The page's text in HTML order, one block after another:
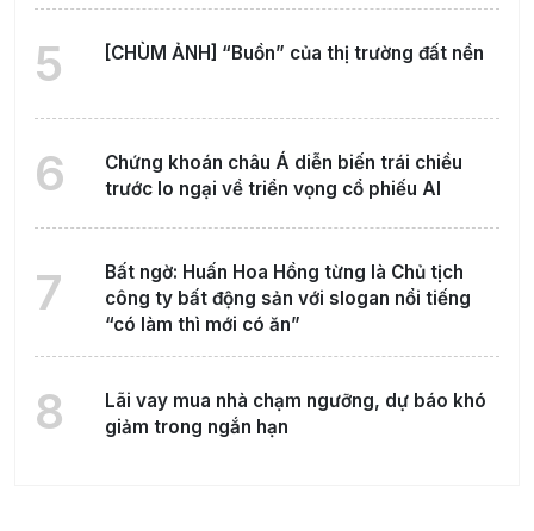
5 [CHÙM ẢNH] “Buồn” của thị trường đất nền
6
Chứng khoán châu Á diễn biến trái chiều
trước lo ngại về triển vọng cổ phiếu AI
7
Bất ngờ: Huấn Hoa Hồng từng là Chủ tịch
công ty bất động sản với slogan nổi tiếng
“có làm thì mới có ăn”
8
Lãi vay mua nhà chạm ngưỡng, dự báo khó
giảm trong ngắn hạn